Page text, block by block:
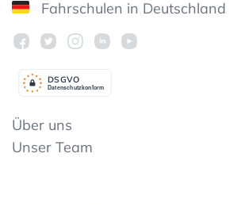
Fahrschulen in Deutschland
Datenschutzkonform
DSGVO
Über uns
Unser Team